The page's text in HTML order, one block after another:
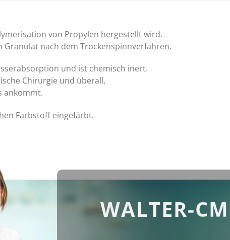
von Propylen hergestellt wird.
nach dem Trockenspinnverfahren.
und ist chemisch inert.
Chirurgie und überall,
ankommt.
Farbstoff eingefärbt.
WALTER-